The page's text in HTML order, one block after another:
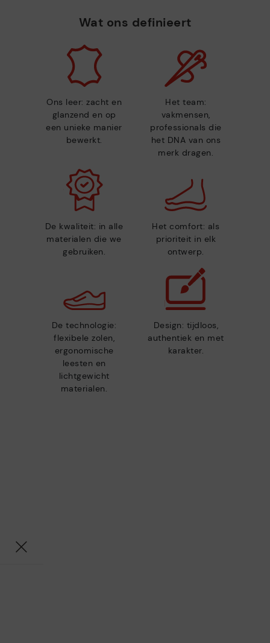
Wat ons definieert
Ons leer: zacht en
glanzend en op
een unieke manier
bewerkt.
Het team:
vakmensen,
professionals die
het DNA van ons
merk dragen.
De kwaliteit: in alle
materialen die we
gebruiken.
Het comfort: als
prioriteit in elk
ontwerp.
De technologie:
flexibele zolen,
ergonomische
leesten en
lichtgewicht
materialen.
Design: tijdloos,
authentiek en met
karakter.